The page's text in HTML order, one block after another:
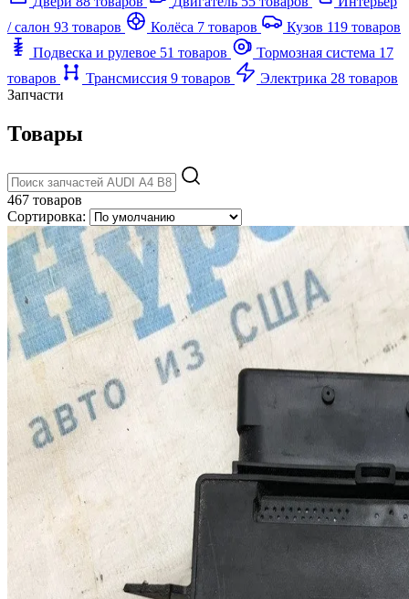
/ салон 93 товаров Колёса 7 товаров Кузов 119 товаров
Подвеска и рулевое 51 товаров Тормозная система 17
товаров
Трансмиссия 9 товаров Электрика 28 товаров
Запчасти
Товары
467 товаров
Сортировка: